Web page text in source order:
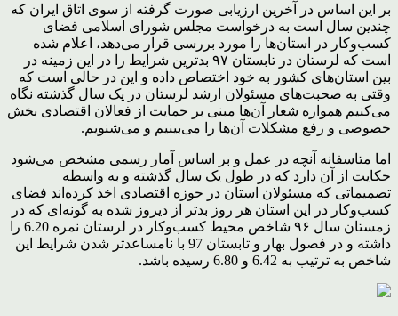
بر این اساس در آخرین ارزیابی صورت گرفته از سوی اتاق ایران که
چندین سال است به درخواست مجلس شورای اسلامی فضای
کسب‌وکار در استان‌ها را مورد بررسی قرار می‌دهد، اعلام شده
است که لرستان در تابستان ۹۷ بدترین شرایط را در این زمینه در
بین استان‌های کشور به خود اختصاص داده و این در حالی است که
وقتی به صحبت‌های مسئولان ارشد لرستان در یک سال گذشته نگاه
می‌کنیم همواره شعار آن‌ها مبنی بر حمایت از فعالان اقتصادی بخش
خصوصی و رفع مشکلات آن‌ها را می‌بینیم و می‌شنویم.
اما متاسفانه آنچه در عمل و بر اساس آمار رسمی مشخص می‌شود
حکایت از آن دارد که در طول یک سال گذشته و به واسطه
تصمیماتی که مسئولان استان در حوزه اقتصادی اخذ کرده‌اند فضای
کسب‌وکار در این استان هر روز بدتر از دیروز شده به گونه‌ای که در
زمستان سال ۹۶ شاخص محیط کسب‌وکار در لرستان نمره 6.20 را
داشته و در فصول بهار و تابستان 97 با نامساعدتر شدن شرایط این
شاخص به ترتیب به 6.42 و 6.80 رسیده باشد.